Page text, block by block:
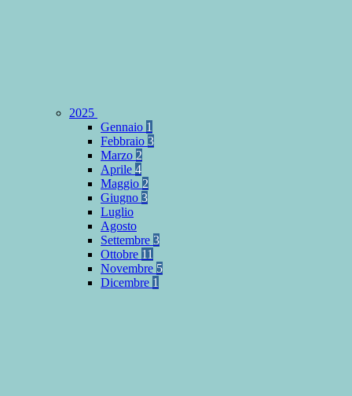
2025
Gennaio 1
Febbraio 3
Marzo 2
Aprile 4
Maggio 2
Giugno 3
Luglio
Agosto
Settembre 3
Ottobre 11
Novembre 5
Dicembre 1